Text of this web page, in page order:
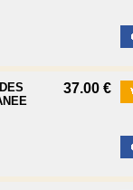
37.00 €